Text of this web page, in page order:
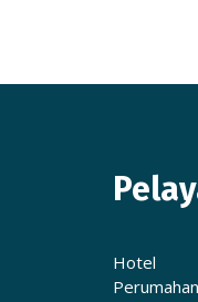
Hotel
Perumahan